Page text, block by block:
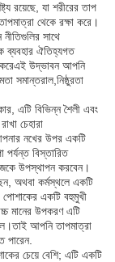
রয়েছে, যা শরীরের তাপ
থেকে রক্ষা করে।
সাথে
ব্যবহার ঐতিহ্যগত
করেএই উদ্ভাবন আপনি
সমান্তরাল,নিষ্ঠুরতা
এটি বিভিন্ন শৈলী এবং
চেহারা
নখের উপর একটি
পর্যন্ত বিস্তারিত
উপস্থাপন করবেন।
অথবা কর্মস্থলে একটি
একটি বহুমুখী
মানের উপকরণ এটি
আপনি তাপমাত্রা
পারেন.
চেয়ে বেশি; এটি একটি